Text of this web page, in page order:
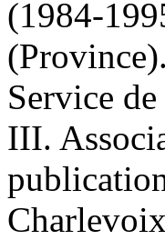
(1984-
Service
III.